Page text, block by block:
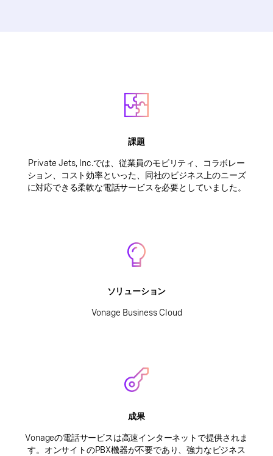
課題
Private Jets, Inc.では、従業員のモビリティ、コラボレー
ション、コスト効率といった、同社のビジネス上のニーズ
に対応できる柔軟な電話サービスを必要としていました。
ソリューション
Vonage Business Cloud
成果
Vonageの電話サービスは高速インターネットで提供されま
す。オンサイトのPBX機器が不要であり、強力なビジネス